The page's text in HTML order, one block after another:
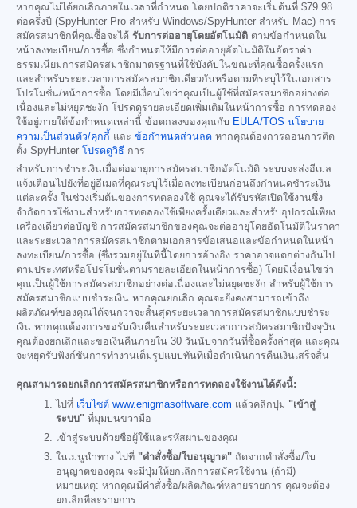
หากคุณไม่ได้ยกเลิกภายในเวลาที่กำหนด โดยปกติราคาจะเริ่มต้นที่ $79.98
ต่อครึ่งปี (SpyHunter Pro สำหรับ Windows/SpyHunter สำหรับ Mac) การ
สมัครสมาชิกที่คุณซื้อจะได้ รับการต่ออายุโดยอัตโนมัติ ตามข้อกำหนดใน
หน้าลงทะเบียน/การซื้อ ซึ่งกำหนดให้มีการต่ออายุอัตโนมัติในอัตราค่า
ธรรมเนียมการสมัครสมาชิกมาตรฐานที่ใช้บังคับในขณะที่คุณซื้อครั้งแรก
และสำหรับระยะเวลาการสมัครสมาชิกเดียวกันหรือตามที่ระบุไว้ในเอกสาร
โปรโมชั่น/หน้าการซื้อ โดยมีเงื่อนไขว่าคุณเป็นผู้ใช้ที่สมัครสมาชิกอย่างต่อ
เนื่องและไม่หยุดชะงัก โปรดดูรายละเอียดเพิ่มเติมในหน้าการซื้อ การทดลอง
ใช้อยู่ภายใต้ข้อกำหนดเหล่านี้ ข้อตกลงของคุณกับ EULA/TOS นโยบาย
ความเป็นส่วนตัว/คุกกี้ และ ข้อกำหนดส่วนลด หากคุณต้องการถอนการติด
ตั้ง SpyHunter โปรดดูวิธี การ
สำหรับการชำระเงินเมื่อต่ออายุการสมัครสมาชิกอัตโนมัติ ระบบจะส่งอีเมล
แจ้งเตือนไปยังที่อยู่อีเมลที่คุณระบุไว้เมื่อลงทะเบียนก่อนถึงกำหนดชำระเงิน
แต่ละครั้ง ในช่วงเริ่มต้นของการทดลองใช้ คุณจะได้รับรหัสเปิดใช้งานซึ่ง
จำกัดการใช้งานสำหรับการทดลองใช้เพียงครั้งเดียวและสำหรับอุปกรณ์เพียง
เครื่องเดียวต่อบัญชี การสมัครสมาชิกของคุณจะต่ออายุโดยอัตโนมัติในราคา
และระยะเวลาการสมัครสมาชิกตามเอกสารข้อเสนอและข้อกำหนดในหน้า
ลงทะเบียน/การซื้อ (ซึ่งรวมอยู่ในที่นี้โดยการอ้างอิง ราคาอาจแตกต่างกันไป
ตามประเทศหรือโปรโมชั่นตามรายละเอียดในหน้าการซื้อ) โดยมีเงื่อนไขว่า
คุณเป็นผู้ใช้การสมัครสมาชิกอย่างต่อเนื่องและไม่หยุดชะงัก สำหรับผู้ใช้การ
สมัครสมาชิกแบบชำระเงิน หากคุณยกเลิก คุณจะยังคงสามารถเข้าถึง
ผลิตภัณฑ์ของคุณได้จนกว่าจะสิ้นสุดระยะเวลาการสมัครสมาชิกแบบชำระ
เงิน หากคุณต้องการขอรับเงินคืนสำหรับระยะเวลาการสมัครสมาชิกปัจจุบัน
คุณต้องยกเลิกและขอเงินคืนภายใน 30 วันนับจากวันที่ซื้อครั้งล่าสุด และคุณ
จะหยุดรับฟังก์ชันการทำงานเต็มรูปแบบทันทีเมื่อดำเนินการคืนเงินเสร็จสิ้น
คุณสามารถยกเลิกการสมัครสมาชิกหรือการทดลองใช้งานได้ดังนี้:
ไปที่ เว็บไซต์ www.enigmasoftware.com แล้วคลิกปุ่ม "เข้าสู่
ระบบ" ที่มุมบนขวามือ
เข้าสู่ระบบด้วยชื่อผู้ใช้และรหัสผ่านของคุณ
ในเมนูนำทาง ไปที่ "คำสั่งซื้อ/ใบอนุญาต" ถัดจากคำสั่งซื้อ/ใบ
อนุญาตของคุณ จะมีปุ่มให้ยกเลิกการสมัครใช้งาน (ถ้ามี)
หมายเหตุ: หากคุณมีคำสั่งซื้อ/ผลิตภัณฑ์หลายรายการ คุณจะต้อง
ยกเลิกทีละรายการ